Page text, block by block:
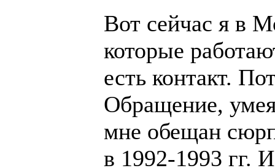
Вот сейчас я в
которые
есть контакт.
Обращение,
мне обещан
в 1992-1993 гг.